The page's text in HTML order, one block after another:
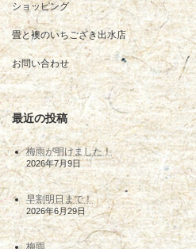
ショッピング
畳と襖のいちござき出水店
お問い合わせ
最近の投稿
梅雨が明けました！
2026年7月9日
早割明日まで！
2026年6月29日
梅雨…